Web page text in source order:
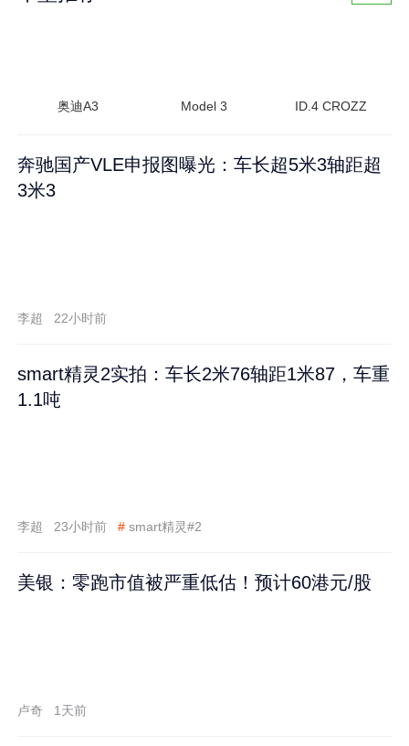
奥迪A3 Model 3 ID.4 CROZZ
奔驰国产VLE申报图曝光：车长超5米3轴距超
3米3
李超 22小时前
smart精灵2实拍：车长2米76轴距1米87，车重
1.1吨
李超 23小时前 # smart精灵#2
美银：零跑市值被严重低估！预计60港元/股
卢奇 1天前